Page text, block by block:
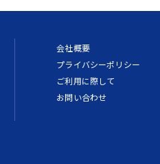
会社概要
プライバシーポリシー
ご利用に際して
お問い合わせ